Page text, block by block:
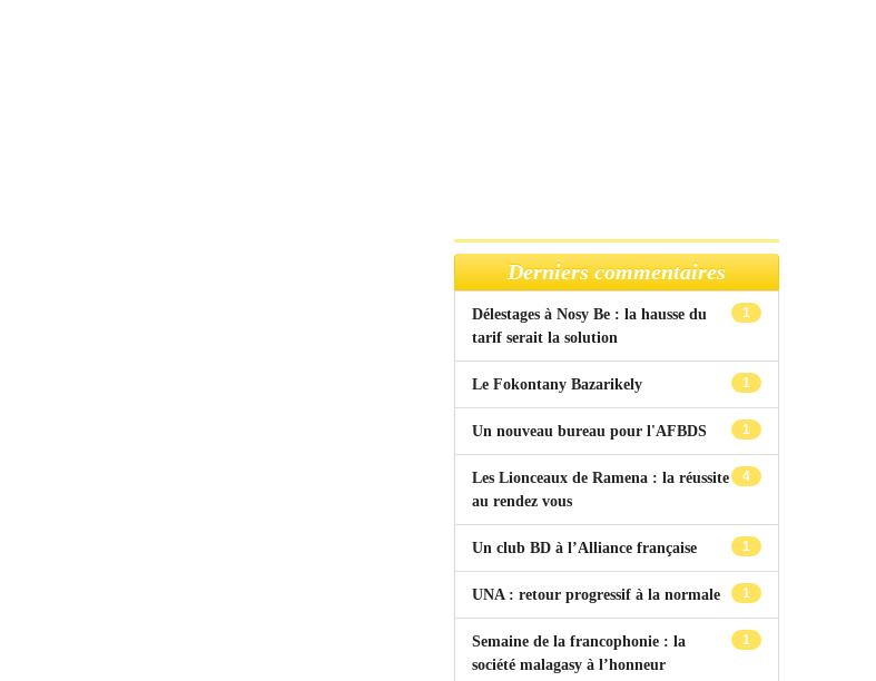
Derniers commentaires
1
Délestages à Nosy Be : la hausse du
tarif serait la solution
1
Le Fokontany Bazarikely
1
Un nouveau bureau pour l'AFBDS
4
Les Lionceaux de Ramena : la réussite
au rendez vous
1
Un club BD à l’Alliance française
1
UNA : retour progressif à la normale
1
Semaine de la francophonie : la
société malagasy à l’honneur